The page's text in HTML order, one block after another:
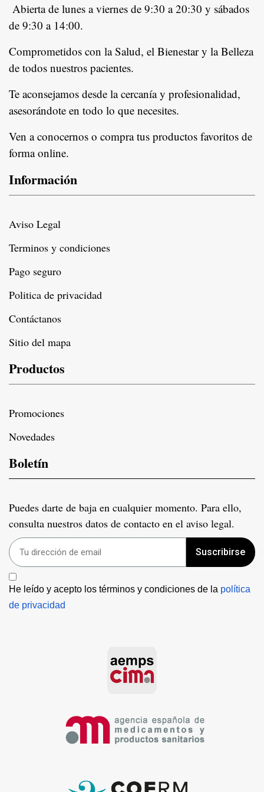
Abierta de lunes a viernes de 9:30 a 20:30 y sábados
de 9:30 a 14:00.
Comprometidos con la Salud, el Bienestar y la Belleza
de todos nuestros pacientes.
Te aconsejamos desde la cercanía y profesionalidad,
asesorándote en todo lo que necesites.
Ven a conocernos o compra tus productos favoritos de
forma online.
Información
Aviso Legal
Terminos y condiciones
Pago seguro
Politica de privacidad
Contáctanos
Sitio del mapa
Productos
Promociones
Novedades
Boletín
Puedes darte de baja en cualquier momento. Para ello,
consulta nuestros datos de contacto en el aviso legal.
Suscribirse
He leído y acepto los términos y condiciones de la política
de privacidad